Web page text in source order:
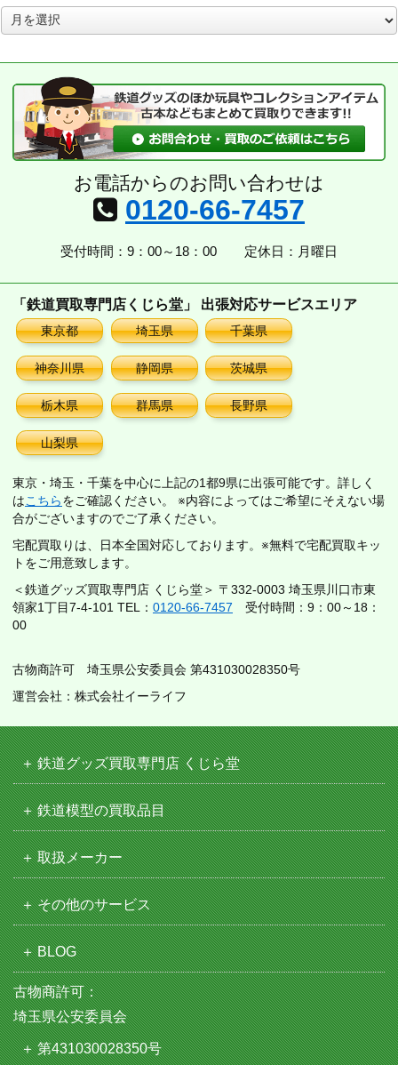
ア
ー
ブ
お電話からのお問い合わせは
0120-66-7457
受付時間：9：00～18：00 定休日：月曜日
「鉄道買取専門店くじら堂」 出張対応サービスエリア
東京都 埼玉県 千葉県
神奈川県 静岡県 茨城県
栃木県 群馬県 長野県
山梨県
東京・埼玉・千葉を中心に上記の1都9県に出張可能です。詳しく
はこちらをご確認ください。 ※内容によってはご希望にそえない場
合がございますのでご了承ください。
宅配買取りは、日本全国対応しております。※無料で宅配買取キッ
トをご用意致します。
＜鉄道グッズ買取専門店 くじら堂＞ 〒332-0003 埼玉県川口市東
領家1丁目7-4-101 TEL： 0120-66-7457 受付時間：9：00～18：
00
古物商許可 埼玉県公安委員会 第431030028350号
運営会社：株式会社イーライフ
鉄道グッズ買取専門店 くじら堂
鉄道模型の買取品目
取扱メーカー
その他のサービス
BLOG
古物商許可：
埼玉県公安委員会
第431030028350号